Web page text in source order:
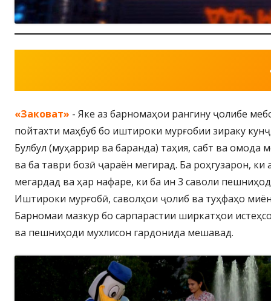
«Заковат» - Яке аз барномаҳои рангину ҷолибе
пойтахти маҳбуб бо иштироки мурғобии зираку
Булбул (муҳаррир ва баранда) таҳия, сабт ва
ва ба таври бозӣ ҷараён мегирад. Ба роҳгузарон,
мегардад ва ҳар нафаре, ки ба ин 3 саволи
Иштироки мурғобӣ, саволҳои ҷолиб ва туҳфаҳо
Барномаи мазкур бо сарпарастии ширкатҳои
ва пешниҳоди мухлисон гардонида мешавад.